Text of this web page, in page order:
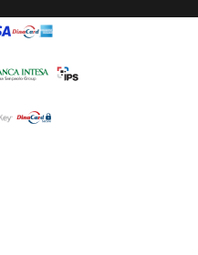
udobnosti i stilu
kolekciju stolica,
stolicu i
u svoj prostor